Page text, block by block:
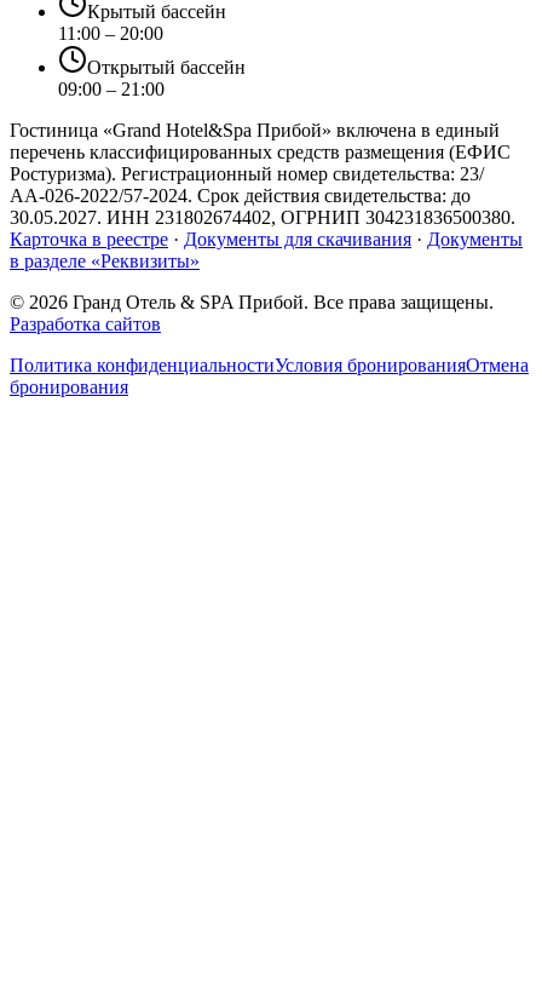
Крытый бассейн
11:00 – 20:00
Открытый бассейн
09:00 – 21:00
Гостиница «Grand Hotel&Spa Прибой» включена в единый
перечень классифицированных средств размещения (ЕФИС
Ростуризма). Регистрационный номер свидетельства: 23/
АА-026-2022/57-2024. Срок действия свидетельства: до
30.05.2027. ИНН 231802674402, ОГРНИП 304231836500380.
Карточка в реестре · Документы для скачивания · Документы
в разделе «Реквизиты»
© 2026 Гранд Отель & SPA Прибой. Все права защищены.
Разработка сайтов
Политика конфиденциальностиУсловия бронированияОтмена
бронирования